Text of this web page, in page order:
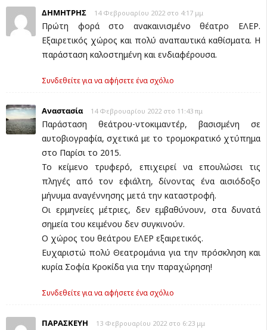
ΔΗΜΗΤΡΗΣ 14 Φεβρουαρίου 2022 στο 4:17 μμ
Πρώτη φορά στο ανακαινισμένο θέατρο ΕΛΕΡ.
Εξαιρετικός χώρος και πολύ αναπαυτικά καθίσματα. Η
παράσταση καλοστημένη και ενδιαφέρουσα.
Συνδεθείτε για να αφήσετε ένα σχόλιο
Αναστασία 14 Φεβρουαρίου 2022 στο 11:43 πμ
Παράσταση θεάτρου-ντοκιμαντέρ, βασισμένη σε
αυτοβιογραφία, σχετικά με το τρομοκρατικό χτύπημα
στο Παρίσι το 2015.
Το κείμενο τρυφερό, επιχειρεί να επουλώσει τις
πληγές από τον εφιάλτη, δίνοντας ένα αισιόδοξο
μήνυμα αναγέννησης μετά την καταστροφή.
Οι ερμηνείες μέτριες, δεν εμβαθύνουν, στα δυνατά
σημεία του κειμένου δεν συγκινούν.
Ο χώρος του θεάτρου ΕΛΕΡ εξαιρετικός.
Ευχαριστώ πολύ Θεατρομάνια για την πρόσκληση και
κυρία Σοφία Κροκίδα για την παραχώρηση!
Συνδεθείτε για να αφήσετε ένα σχόλιο
ΠΑΡΑΣΚΕΥΗ 13 Φεβρουαρίου 2022 στο 6:23 μμ